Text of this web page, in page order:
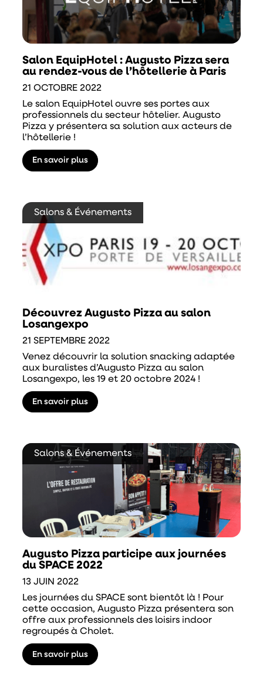
Salon EquipHotel : Augusto Pizza sera
au rendez-vous de l’hôtellerie à Paris
21 OCTOBRE 2022
Le salon EquipHotel ouvre ses portes aux
professionnels du secteur hôtelier. Augusto
Pizza y présentera sa solution aux acteurs de
l’hôtellerie !
En savoir plus
Salons & Événements
Découvrez Augusto Pizza au salon
Losangexpo
21 SEPTEMBRE 2022
Venez découvrir la solution snacking adaptée
aux buralistes d’Augusto Pizza au salon
Losangexpo, les 19 et 20 octobre 2024 !
En savoir plus
Salons & Événements
Augusto Pizza participe aux journées
du SPACE 2022
13 JUIN 2022
Les journées du SPACE sont bientôt là ! Pour
cette occasion, Augusto Pizza présentera son
offre aux professionnels des loisirs indoor
regroupés à Cholet.
En savoir plus